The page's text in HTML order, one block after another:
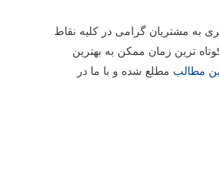
به مشتریان گرامی در کلیه نقاط
ترین زمان ممکن به بهترین
مطالب مطلع شده و با ما در